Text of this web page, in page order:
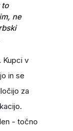
to
ne
Kupci v
in se
za
- točno